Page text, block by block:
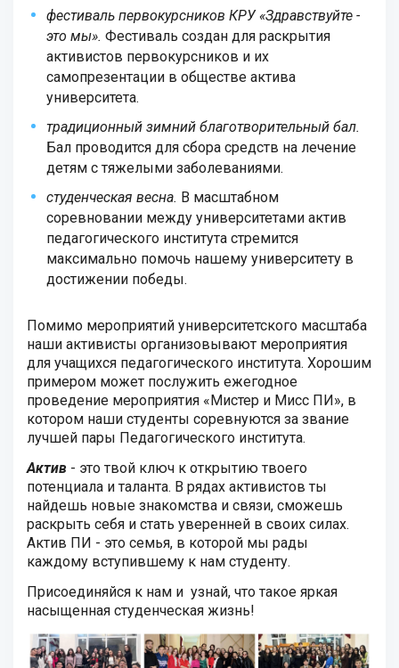
фестиваль первокурсников КРУ «Здравствуйте -
это мы». Фестиваль создан для раскрытия
активистов первокурсников и их
самопрезентации в обществе актива
университета.
традиционный зимний благотворительный бал.
Бал проводится для сбора средств на лечение
детям с тяжелыми заболеваниями.
студенческая весна. В масштабном
соревновании между университетами актив
педагогического института стремится
максимально помочь нашему университету в
достижении победы.
Помимо мероприятий университетского масштаба
наши активисты организовывают мероприятия
для учащихся педагогического института. Хорошим
примером может послужить ежегодное
проведение мероприятия «Мистер и Мисс ПИ», в
котором наши студенты соревнуются за звание
лучшей пары Педагогического института.
Актив - это твой ключ к открытию твоего
потенциала и таланта. В рядах активистов ты
найдешь новые знакомства и связи, сможешь
раскрыть себя и стать уверенней в своих силах.
Актив ПИ - это семья, в которой мы рады
каждому вступившему к нам студенту.
Присоединяйся к нам и узнай, что такое яркая
насыщенная студенческая жизнь!